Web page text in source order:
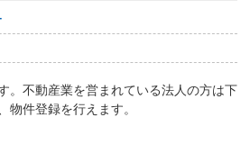
。不動産業を営まれている法人の方は下
物件登録を行えます。